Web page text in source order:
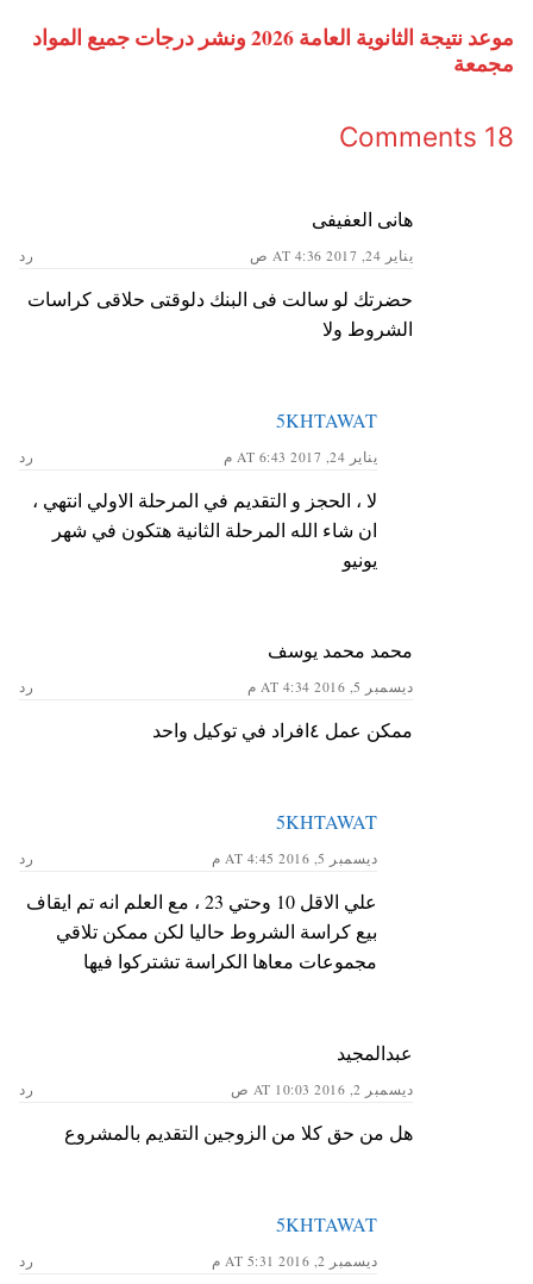
موعد نتيجة الثانوية العامة 2026 ونشر درجات جميع المواد
مجمعة
18 Comments
هانى العفيفى
يناير 24, 2017 AT 4:36 ص رد
حضرتك لو سالت فى البنك دلوقتى حلاقى كراسات
الشروط ولا
5KHTAWAT
يناير 24, 2017 AT 6:43 م رد
لا ، الحجز و التقديم في المرحلة الاولي انتهي ،
ان شاء الله المرحلة الثانية هتكون في شهر
يونيو
محمد محمد يوسف
ديسمبر 5, 2016 AT 4:34 م رد
ممكن عمل ٤افراد في توكيل واحد
5KHTAWAT
ديسمبر 5, 2016 AT 4:45 م رد
علي الاقل 10 وحتي 23 ، مع العلم انه تم ايقاف
بيع كراسة الشروط حاليا لكن ممكن تلاقي
مجموعات معاها الكراسة تشتركوا فيها
عبدالمجيد
ديسمبر 2, 2016 AT 10:03 ص رد
هل من حق كلا من الزوجين التقديم بالمشروع
5KHTAWAT
ديسمبر 2, 2016 AT 5:31 م رد